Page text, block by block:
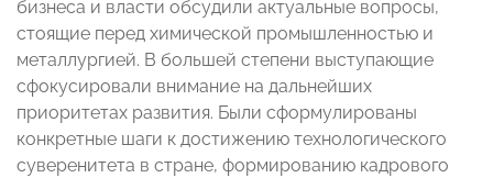
бизнеса и власти обсудили актуальные вопросы,
стоящие перед химической промышленностью и
металлургией. В большей степени выступающие
сфокусировали внимание на дальнейших
приоритетах развития. Были сформулированы
конкретные шаги к достижению технологического
суверенитета в стране, формированию кадрового